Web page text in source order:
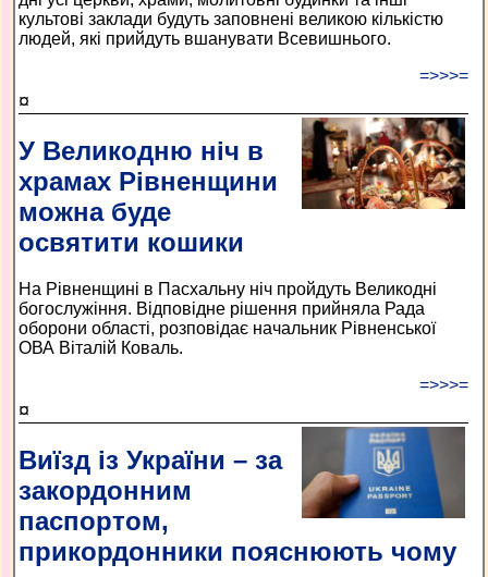
культові заклади будуть заповнені великою кількістю
людей, які прийдуть вшанувати Всевишнього.
=>>>=
¤
У Великодню ніч в
храмах Рівненщини
можна буде
освятити кошики
На Рівненщині в Пасхальну ніч пройдуть Великодні
богослужіння. Відповідне рішення прийняла Рада
оборони області, розповідає начальник Рівненської
ОВА Віталій Коваль.
=>>>=
¤
Виїзд із України – за
закордонним
паспортом,
прикордонники пояснюють чому